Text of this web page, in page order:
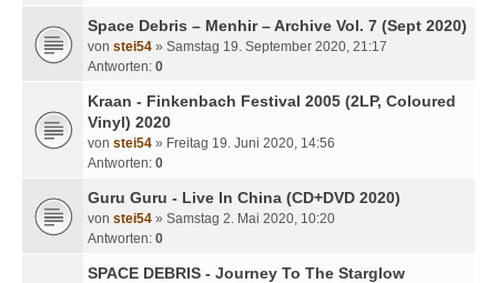
Space Debris – Menhir – Archive Vol. 7 (Sept 2020)
von stei54 » Samstag 19. September 2020, 21:17
Antworten: 0
Kraan - Finkenbach Festival 2005 (2LP, Coloured
Vinyl) 2020
von stei54 » Freitag 19. Juni 2020, 14:56
Antworten: 0
Guru Guru - Live In China (CD+DVD 2020)
von stei54 » Samstag 2. Mai 2020, 10:20
Antworten: 0
SPACE DEBRIS - Journey To The Starglow